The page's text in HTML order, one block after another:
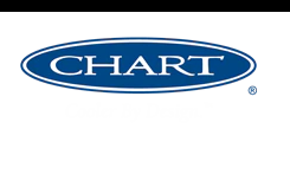
Výsledky hledání pro